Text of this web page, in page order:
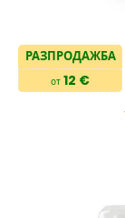
РАЗПРОДАЖБА
от 12 €